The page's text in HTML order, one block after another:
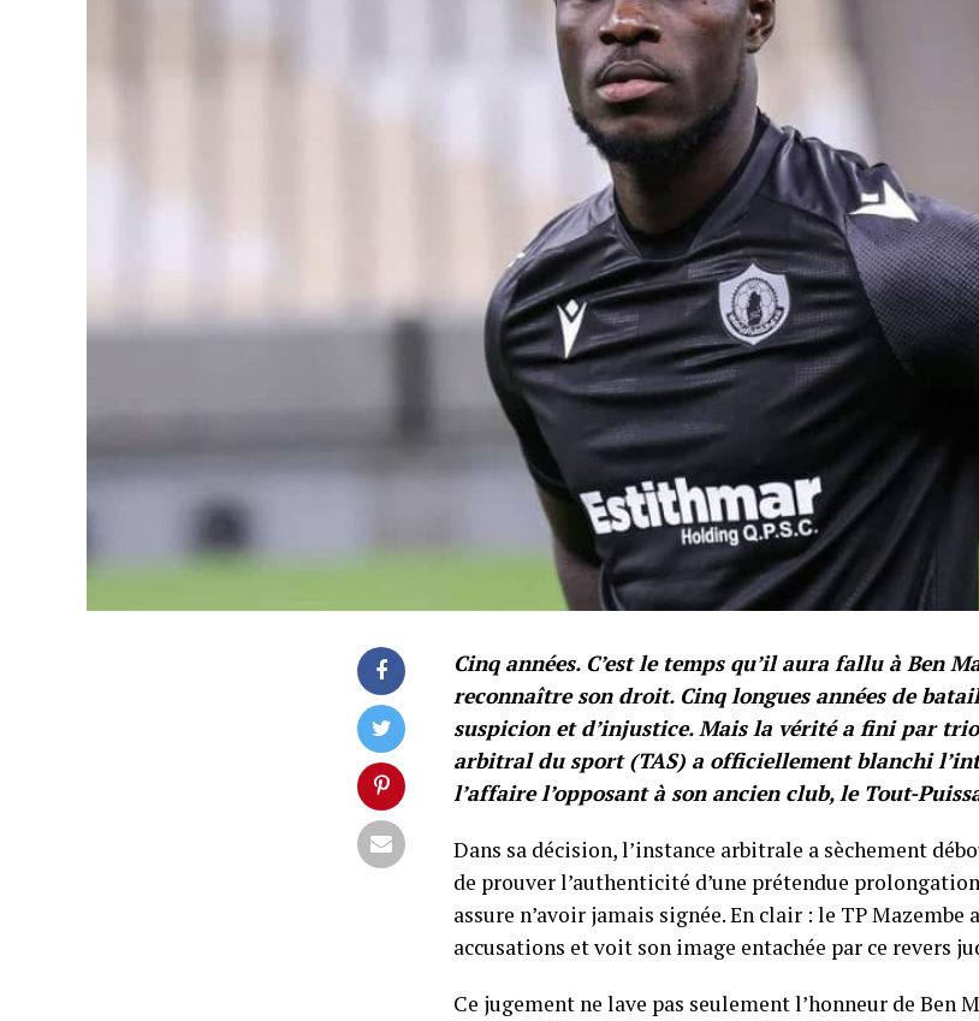
Cinq années. C’est le temps qu’il aura fallu à Ben
reconnaître son droit. Cinq longues années de
suspicion et d’injustice. Mais la vérité a fini par
arbitral du sport (TAS) a officiellement blanchi
l’affaire l’opposant à son ancien club, le Tout-
Dans sa décision, l’instance arbitrale a sèchement
de prouver l’authenticité d’une prétendue
assure n’avoir jamais signée. En clair : le TP Mazembe
accusations et voit son image entachée par ce revers
Ce jugement ne lave pas seulement l’honneur de Ben